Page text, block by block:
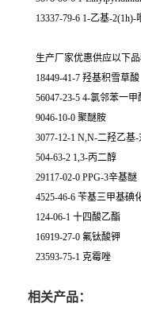
13337-79-6 1-乙基-2(1h)-
生产厂家优惠供应以下
18449-41-7 羟基积雪草酸
56047-23-5 4-氯邻苯一
9046-10-0 聚醚胺
3077-12-1 N,N-二羟乙基
504-63-2 1,3-丙二醇
29117-02-0 PPG-3辛基醚
4525-46-6 苄基三甲基碘
124-06-1 十四酸乙酯
16919-27-0 氟钛酸钾
23593-75-1 克霉唑
相关产品：